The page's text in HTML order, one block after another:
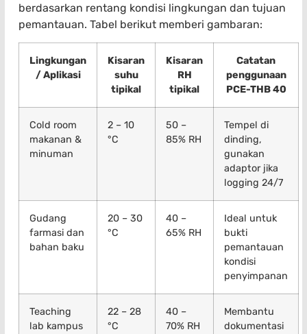
berdasarkan rentang kondisi lingkungan dan tujuan
pemantauan. Tabel berikut memberi gambaran:
Lingkungan
/ Aplikasi
Kisaran
suhu
tipikal
Kisaran
RH
tipikal
Catatan
penggunaan
PCE-THB 40
Cold room
makanan &
minuman
2 – 10
°C
50 –
85% RH
Tempel di
dinding,
gunakan
adaptor jika
logging 24/7
Gudang
farmasi dan
bahan baku
20 – 30
°C
40 –
65% RH
Ideal untuk
bukti
pemantauan
kondisi
penyimpanan
Teaching
lab kampus
22 – 28
°C
40 –
70% RH
Membantu
dokumentasi